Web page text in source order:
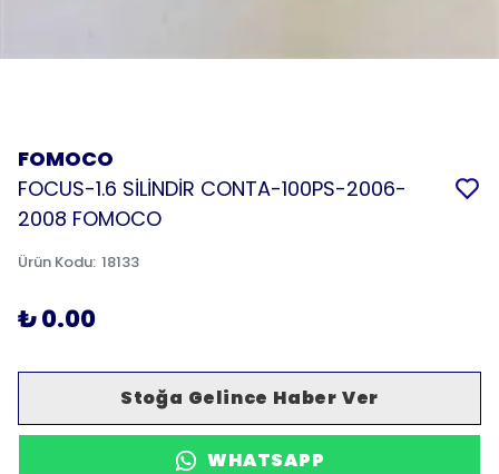
FOMOCO
FOCUS-1.6 SİLİNDİR CONTA-100PS-2006-
2008 FOMOCO
Ürün Kodu: 18133
₺ 0.00
Stoğa Gelince Haber Ver
WHATSAPP